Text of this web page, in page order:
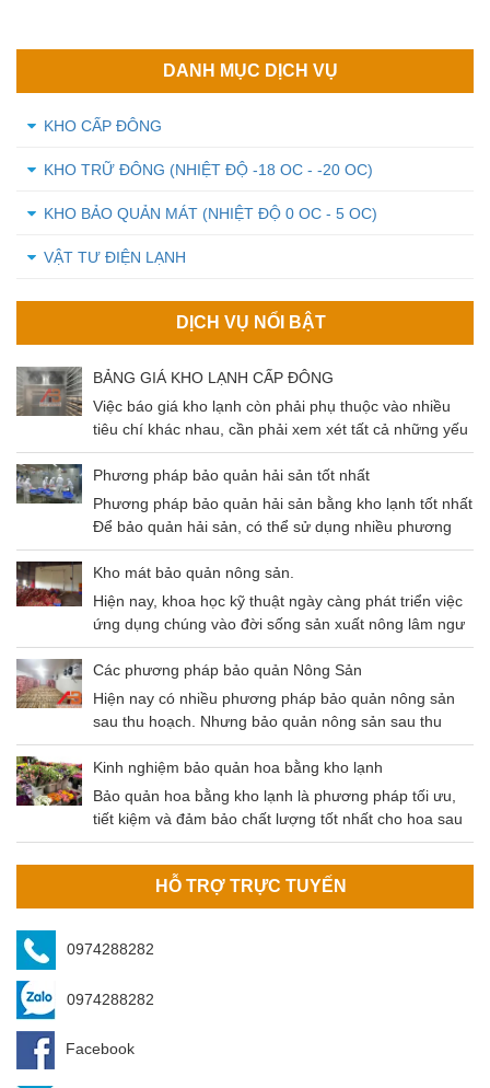
DANH MỤC DỊCH VỤ
KHO CẤP ĐÔNG
KHO TRỮ ĐÔNG (NHIỆT ĐỘ -18 OC - -20 OC)
KHO BẢO QUẢN MÁT (NHIỆT ĐỘ 0 OC - 5 OC)
VẬT TƯ ĐIỆN LẠNH
DỊCH VỤ NỔI BẬT
BẢNG GIÁ KHO LẠNH CẤP ĐÔNG
Việc báo giá kho lạnh còn phải phụ thuộc vào nhiều
tiêu chí khác nhau, cần phải xem xét tất cả những yếu
tố đó để có thể đưa ra mức giá chuẩn nhất cho khách
hàng. Cùng tìm hiểu về các tiêu chí ảnh hưởng và
mức giá kho lạnh qua bài viết dưới đây nhé!
Phương pháp bảo quản hải sản tốt nhất
Phương pháp bảo quản hải sản bằng kho lạnh tốt nhất
Để bảo quản hải sản, có thể sử dụng nhiều phương
pháp khác nhau như: Thông khí, gây mê, sốc nhiệt,
kho lạnh,…Trong bài viết ngày hôm nay chúng ta sẽ
cùng nhau tìm hiểu phương pháp bảo quản hải sản
bằng kho lạnh – Phương pháp có độ an toàn cao và
Kho mát bảo quản nông sản.
Hiện nay, khoa học kỹ thuật ngày càng phát triển việc
ứng dụng chúng vào đời sống sản xuất nông lâm ngư
nghiệp là không thể thiếu. Điều này không chỉ giúp
tăng gia sản xuất mà còn đảm bảo nguồn thu lớn đem
lại hiệu quả kinh tế cao. Và một trong số chính là kho
mát bảo quản nông sản.
Các phương pháp bảo quản Nông Sản
Hiện nay có nhiều phương pháp bảo quản nông sản
sau thu hoạch. Nhưng bảo quản nông sản sau thu
hoạch bằng kho lạnh là phương pháp tối ưu nhất hiện
nay. Nông sản sau khi thu hoạch cần được bảo quản
đúng cách để đảm bảo không bị tác động bởi các yếu
tố môi trường (mưa, nắng, độ ẩm,…
Kinh nghiệm bảo quản hoa bằng kho lạnh
Bảo quản hoa bằng kho lạnh là phương pháp tối ưu,
tiết kiệm và đảm bảo chất lượng tốt nhất cho hoa sau
khi thu hoạch. Kho bảo quản hoa do An Bình cung cấp
đảm bảo các tiêu chí của khách hàng.
HỖ TRỢ TRỰC TUYẾN
0974288282
0974288282
Facebook